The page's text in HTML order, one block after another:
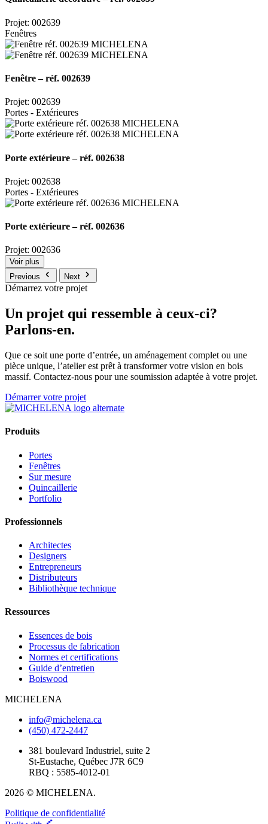
Projet: 002639
Fenêtres
Fenêtre – réf. 002639
Projet: 002639
Portes - Extérieures
Porte extérieure – réf. 002638
Projet: 002638
Portes - Extérieures
Porte extérieure – réf. 002636
Projet: 002636
Voir plus
Previous
Next
Démarrez votre projet
Un projet qui ressemble à ceux-ci?
Parlons-en.
Que ce soit une porte d’entrée, un aménagement complet ou une
pièce unique, l’atelier est prêt à transformer votre vision en bois
massif. Contactez-nous pour une soumission adaptée à votre projet.
Démarrer votre projet
Produits
Portes
Fenêtres
Sur mesure
Quincaillerie
Portfolio
Professionnels
Architectes
Designers
Entrepreneurs
Distributeurs
Bibliothèque technique
Ressources
Essences de bois
Processus de fabrication
Normes et certifications
Guide d’entretien
Boiswood
MICHELENA
info@michelena.ca
(450) 472-2447
381 boulevard Industriel, suite 2
St-Eustache, Québec J7R 6C9
RBQ : 5585-4012-01
2026 © MICHELENA.
Politique de confidentialité